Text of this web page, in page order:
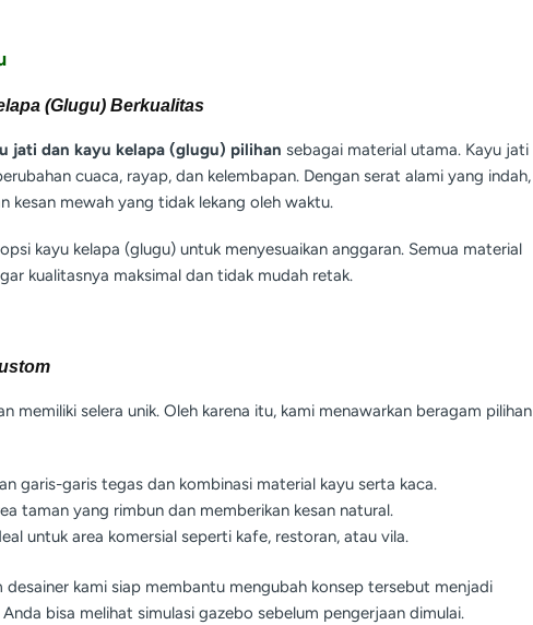
(Glugu) Berkualitas
jati dan kayu kelapa (glugu) pilihan sebagai material utama. Kayu jati
cuaca, rayap, dan kelembapan. Dengan serat alami yang indah,
kesan mewah yang tidak lekang oleh waktu.
kayu kelapa (glugu) untuk menyesuaikan anggaran. Semua material
kualitasnya maksimal dan tidak mudah retak.
memiliki selera unik. Oleh karena itu, kami menawarkan beragam pilihan
garis-garis tegas dan kombinasi material kayu serta kaca.
taman yang rimbun dan memberikan kesan natural.
untuk area komersial seperti kafe, restoran, atau vila.
desainer kami siap membantu mengubah konsep tersebut menjadi
bisa melihat simulasi gazebo sebelum pengerjaan dimulai.